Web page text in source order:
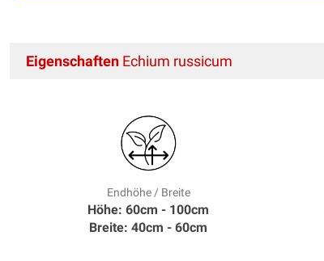
Eigenschaften Echium russicum
Endhöhe / Breite
Höhe: 60cm - 100cm
Breite: 40cm - 60cm